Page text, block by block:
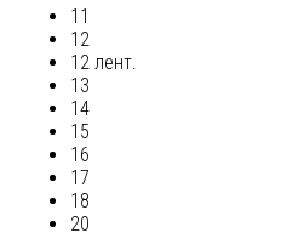
11
12
12 лент.
13
14
15
16
17
18
20